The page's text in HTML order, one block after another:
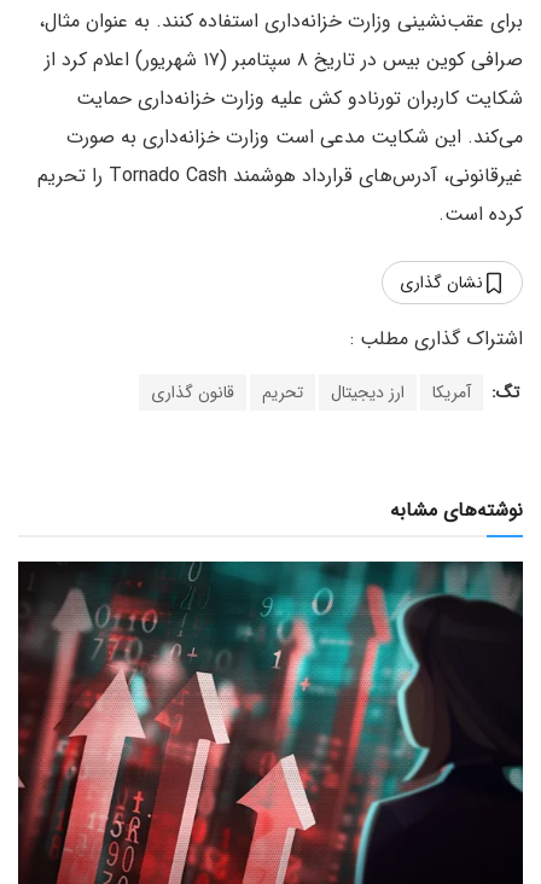
برای عقب‌نشینی وزارت خزانه‌داری استفاده کنند. به عنوان مثال،
صرافی کوین بیس در تاریخ ۸ سپتامبر (۱۷ شهریور) اعلام کرد از
شکایت کاربران تورنادو کش علیه وزارت خزانه‌داری حمایت
می‌کند. این شکایت مدعی است وزارت خزانه‌داری به صورت
غیرقانونی، آدرس‌های قرارداد هوشمند Tornado Cash را تحریم
کرده است.
نشان گذاری
تگ: آمریکا ارز دیجیتال تحریم قانون گذاری
نوشته‌های مشابه